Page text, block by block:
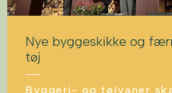
Nye byggeskikke og
tøj
Byggeri- og tøjvaner